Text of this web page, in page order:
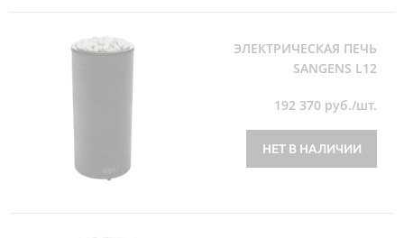
ЭЛЕКТРИЧЕСКАЯ ПЕЧЬ
SANGENS L12
192 370 руб./шт.
НЕТ В НАЛИЧИИ